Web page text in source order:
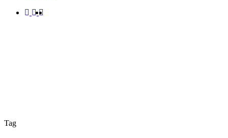
facebook
linkedin
instagram
Tag